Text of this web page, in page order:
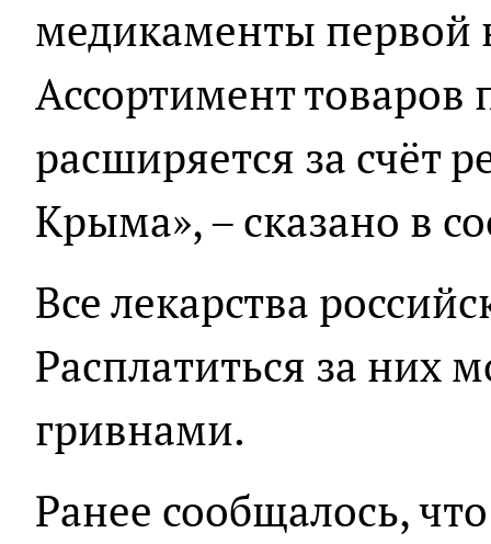
медикаменты первой
Ассортимент товаров
расширяется за счёт
Крыма», – сказано в
Все лекарства
Расплатиться за них
гривнами.
Ранее сообщалось,